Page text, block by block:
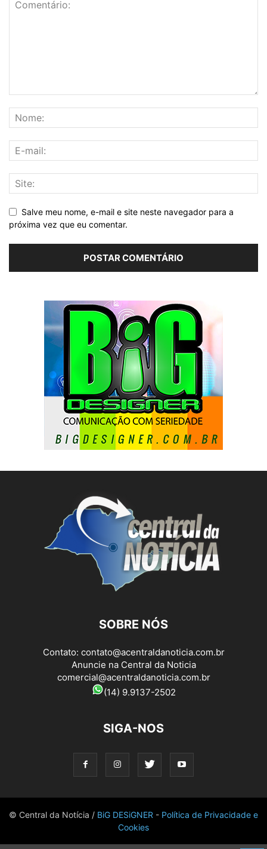
Salve meu nome, e-mail e site neste navegador para a
próxima vez que eu comentar.
SOBRE NÓS
Contato: contato@acentraldanoticia.com.br
Anuncie na Central da Noticia
comercial@acentraldanoticia.com.br
(14) 9.9137-2502
SIGA-NOS
© Central da Notícia / BiG DESiGNER - Política de Privacidade e
Cookies